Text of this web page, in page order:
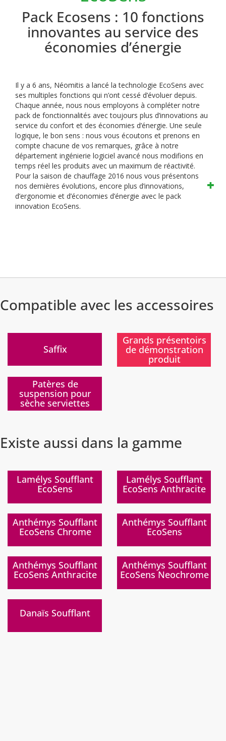
Pack Ecosens : 10 fonctions
innovantes au service des
économies d’énergie
Il y a 6 ans, Néomitis a lancé la technologie EcoSens avec
ses multiples fonctions qui n’ont cessé d’évoluer depuis.
Chaque année, nous nous employons à compléter notre
pack de fonctionnalités avec toujours plus d’innovations au
service du confort et des économies d’énergie. Une seule
logique, le bon sens : nous vous écoutons et prenons en
compte chacune de vos remarques, grâce à notre
département ingénierie logiciel avancé nous modifions en
temps réel les produits avec un maximum de réactivité.
Pour la saison de chauffage 2016 nous vous présentons
nos dernières évolutions, encore plus d’innovations,
d’ergonomie et d’économies d’énergie avec le pack
innovation EcoSens.
Compatible avec les accessoires
Saffix
)
Grands présentoirs
de démonstration
produit
)
Patères de
suspension pour
sèche serviettes
Existe aussi dans la gamme
)
Lamélys Soufflant
EcoSens
)
Lamélys Soufflant
EcoSens Anthracite
Anthémys Soufflant
EcoSens Chrome
Anthémys Soufflant
EcoSens
Anthémys Soufflant
EcoSens Anthracite
Anthémys Soufflant
EcoSens Neochrome
Fin de série
Danaïs Soufflant